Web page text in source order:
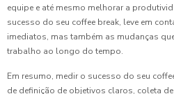
equipe e até mesmo melhorar a
sucesso do seu coffee break, leve em
imediatos, mas também as mudanças
trabalho ao longo do tempo.
Em resumo, medir o sucesso do seu
de definição de objetivos claros, coleta